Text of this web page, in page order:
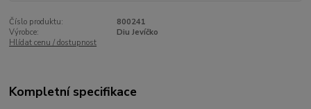
Číslo produktu:
800241
Výrobce:
Diu Jevíčko
Hlídat cenu / dostupnost
Kompletní specifikace